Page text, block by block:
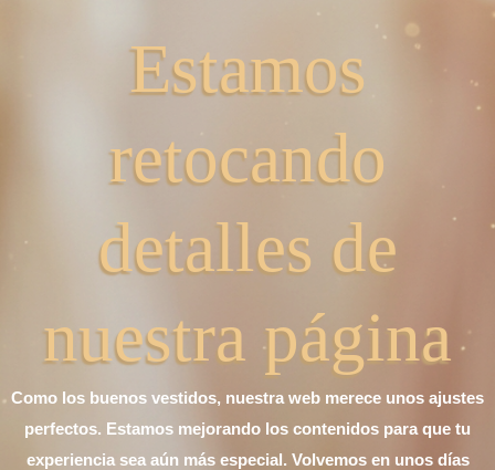
Estamos
retocando
detalles de
nuestra página
Como los buenos vestidos, nuestra web merece unos ajustes
perfectos. Estamos mejorando los contenidos para que tu
experiencia sea aún más especial. Volvemos en unos días